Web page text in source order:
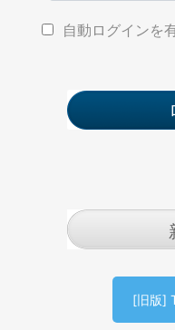
自動ログインを
[旧版]